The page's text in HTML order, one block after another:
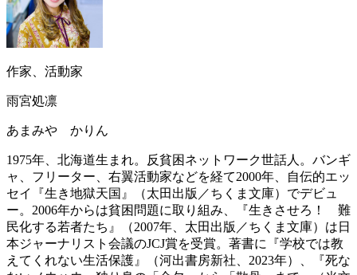
作家、活動家
雨宮処凛
あまみや かりん
1975年、北海道生まれ。反貧困ネットワーク世話人。バンギ
ャ、フリーター、右翼活動家などを経て2000年、自伝的エッ
セイ『生き地獄天国』（太田出版／ちくま文庫）でデビュ
ー。2006年からは貧困問題に取り組み、『生きさせろ！ 難
民化する若者たち』（2007年、太田出版／ちくま文庫）は日
本ジャーナリスト会議のJCJ賞を受賞。著書に『学校では教
えてくれない生活保護』（‎河出書房新社、2023年）、『死な